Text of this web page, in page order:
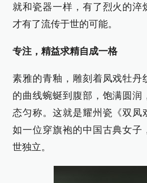
就和瓷器一样，有了烈火的淬
才有了流传于世的可能。
专注，精益求精自成一格
素雅的青釉，雕刻着凤戏牡丹
的曲线蜿蜒到腹部，饱满圆润
态匀称。这就是耀州瓷《双凤
如一位穿旗袍的中国古典女子
世独立。